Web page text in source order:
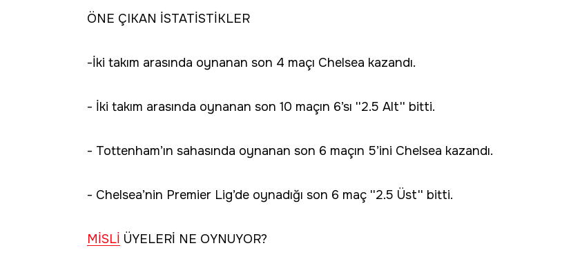
ÖNE ÇIKAN İSTATİSTİKLER
-İki takım arasında oynanan son 4 maçı Chelsea kazandı.
- İki takım arasında oynanan son 10 maçın 6’sı ''2.5 Alt'' bitti.
- Tottenham’ın sahasında oynanan son 6 maçın 5’ini Chelsea kazandı.
- Chelsea’nin Premier Lig’de oynadığı son 6 maç ''2.5 Üst'' bitti.
MİSLİ ÜYELERİ NE OYNUYOR?